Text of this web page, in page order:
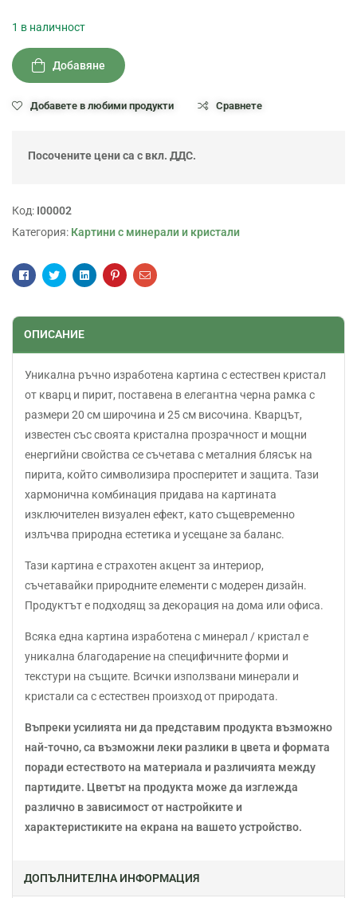
1 в наличност
Добавяне
Добавете в любими продукти Сравнете
Посочените цени са с вкл. ДДС.
Код: I00002
Категория: Картини с минерали и кристали
FacebookTwitterLinkedinPinterestEmail
ОПИСАНИЕ
Уникална ръчно изработена картина с естествен кристал
от кварц и пирит, поставена в елегантна черна рамка с
размери 20 см широчина и 25 см височина. Кварцът,
известен със своята кристална прозрачност и мощни
енергийни свойства се съчетава с металния блясък на
пирита, който символизира просперитет и защита. Тази
хармонична комбинация придава на картината
изключителен визуален ефект, като същевременно
излъчва природна естетика и усещане за баланс.
Тази картина е страхотен акцент за интериор,
съчетавайки природните елементи с модерен дизайн.
Продуктът е подходящ за декорация на дома или офиса.
Всяка една картина изработена с минерал / кристал е
уникална благодарение на специфичните форми и
текстури на същите. Всички използвани минерали и
кристали са с естествен произход от природата.
Въпреки усилията ни да представим продукта възможно
най-точно, са възможни леки разлики в цвета и формата
поради естеството на материала и различията между
партидите. Цветът на продукта може да изглежда
различно в зависимост от настройките и
характеристиките на екрана на вашето устройство.
ДОПЪЛНИТЕЛНА ИНФОРМАЦИЯ